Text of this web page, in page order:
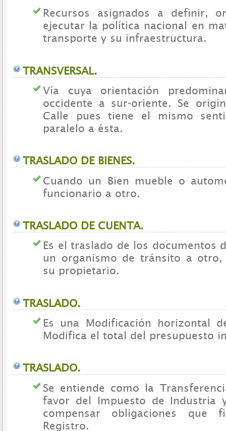
Recursos asignados a definir,
ejecutar la política nacional en
transporte y su infraestructura.
TRANSVERSAL.
Vía cuya orientación
occidente a sur-oriente. Se
Calle pues tiene el mismo
paralelo a ésta.
TRASLADO DE BIENES.
Cuando un Bien mueble o
funcionario a otro.
TRASLADO DE CUENTA.
Es el traslado de los documentos
un organismo de tránsito a
su propietario.
TRASLADO.
Es una Modificación horizontal
Modifica el total del presupuesto
TRASLADO.
Se entiende como la
favor del Impuesto de Industria
compensar obligaciones que
Registro.